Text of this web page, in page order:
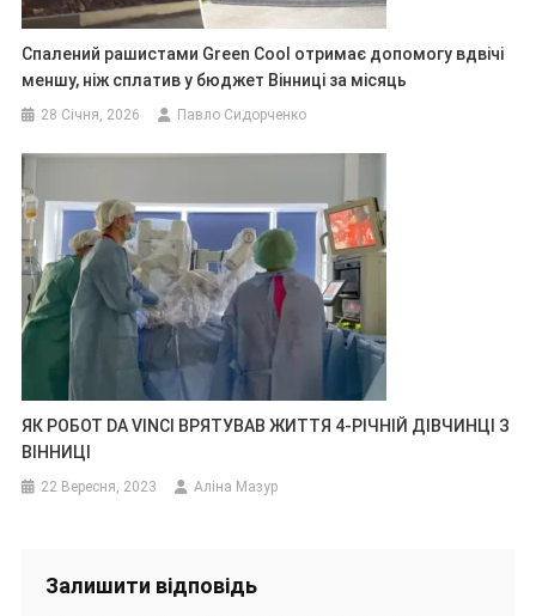
Спалений рашистами Green Cool отримає допомогу вдвічі
меншу, ніж сплатив у бюджет Вінниці за місяць
28 Січня, 2026 Павло Сидорченко
ЯК РОБОТ DA VINCI ВРЯТУВАВ ЖИТТЯ 4-РІЧНІЙ ДІВЧИНЦІ З
ВІННИЦІ
22 Вересня, 2023 Аліна Мазур
Залишити відповідь